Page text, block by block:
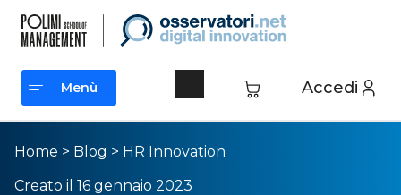
Accedi
Menù
Menù
Home > Blog > HR Innovation
Creato il 16 gennaio 2023